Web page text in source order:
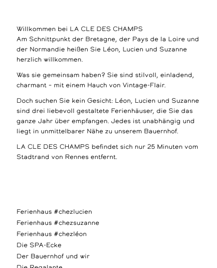
Willkommen bei LA CLE DES CHAMPS
Am Schnittpunkt der Bretagne, der Pays de la Loire und
der Normandie heißen Sie Léon, Lucien und Suzanne
herzlich willkommen.
Was sie gemeinsam haben? Sie sind stilvoll, einladend,
charmant – mit einem Hauch von Vintage-Flair.
Doch suchen Sie kein Gesicht: Léon, Lucien und Suzanne
sind drei liebevoll gestaltete Ferienhäuser, die Sie das
ganze Jahr über empfangen. Jedes ist unabhängig und
liegt in unmittelbarer Nähe zu unserem Bauernhof.
LA CLE DES CHAMPS befindet sich nur 25 Minuten vom
Stadtrand von Rennes entfernt.
Ferienhaus #chezlucien
Ferienhaus #chezsuzanne
Ferienhaus #chezléon
Die SPA-Ecke
Der Bauernhof und wir